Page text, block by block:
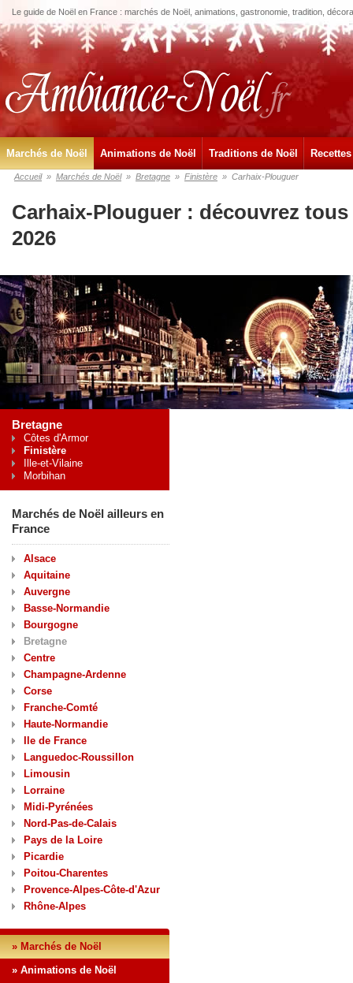
Le guide de Noël en France : marchés de Noël, animations, gastronomie, tradition,
Marchés de Noël Animations de Noël Traditions de Noël
Accueil » Marchés de Noël » Bretagne » Finistère » Carhaix-Plouguer
Carhaix-Plouguer : découvrez
2026
Bretagne
Côtes d'Armor
Finistère
Ille-et-Vilaine
Morbihan
Marchés de Noël ailleurs en
France
Alsace
Aquitaine
Auvergne
Basse-Normandie
Bourgogne
Bretagne
Centre
Champagne-Ardenne
Corse
Franche-Comté
Haute-Normandie
Ile de France
Languedoc-Roussillon
Limousin
Lorraine
Midi-Pyrénées
Nord-Pas-de-Calais
Pays de la Loire
Picardie
Poitou-Charentes
Provence-Alpes-Côte-d'Azur
Rhône-Alpes
» Marchés de Noël
» Animations de Noël